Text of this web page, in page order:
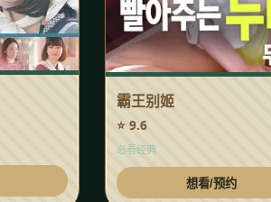
霸王别姬
⭐ 9.6
必看经典
想看/预约